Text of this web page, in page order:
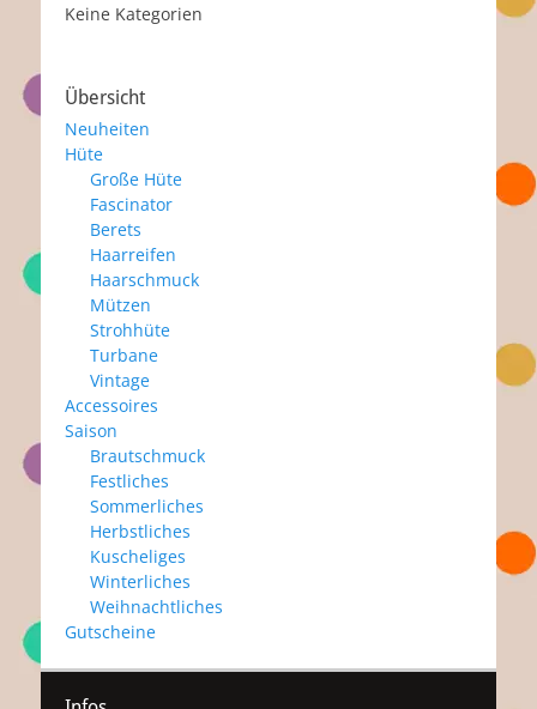
Keine Kategorien
Übersicht
Neuheiten
Hüte
Große Hüte
Fascinator
Berets
Haarreifen
Haarschmuck
Mützen
Strohhüte
Turbane
Vintage
Accessoires
Saison
Brautschmuck
Festliches
Sommerliches
Herbstliches
Kuscheliges
Winterliches
Weihnachtliches
Gutscheine